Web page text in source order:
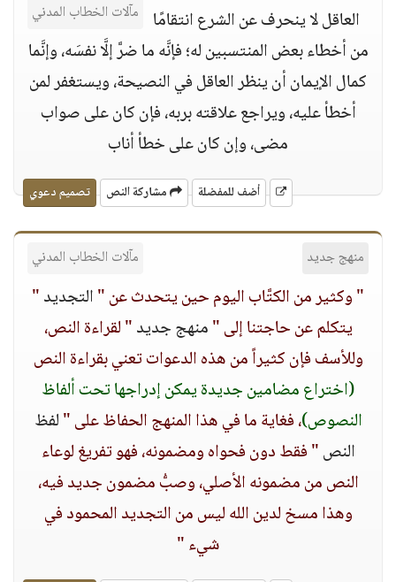
مآلات الخطاب المدني
العاقل لا ينحرف عن الشرع انتقامًا
من أخطاء بعض المنتسبين له؛ فإنَّه ما ضرَّ إلَّا نفسَه، وإنَّما
كمال الإيمان أن ينظر العاقل في النصيحة، ويستغفر لمن
أخطأ عليه، ويراجع علاقته بربه، فإن كان على صواب
مضى، وإن كان على خطأ أناب
أضف للمفضلة مشاركة النص تصميم دعوي
منهج جديد مآلات الخطاب المدني
" وكثير من الكتَّاب اليوم حين يتحدث عن "التجديد"
يتكلم عن حاجتنا إلى "منهج جديد" لقراءة النص،
وللأسف فإن كثيراً من هذه الدعوات تعني بقراءة النص
(اختراع مضامين جديدة يمكن إدراجها تحت ألفاظ
النصوص)، فغاية ما في هذا المنهج الحفاظ على "لفظ
النص" فقط دون فحواه ومضمونه، فهو تفريغ لوعاء
النص من مضمونه الأصلي، وصبُّ مضمون جديد فيه،
وهذا مسخ لدين الله ليس من التجديد المحمود في
شيء "